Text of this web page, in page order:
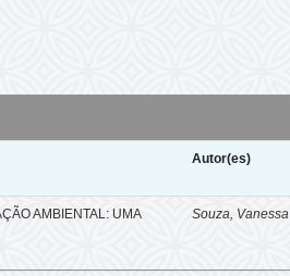
Autor(es)
AMBIENTAL: UMA
Souza, Vanessa